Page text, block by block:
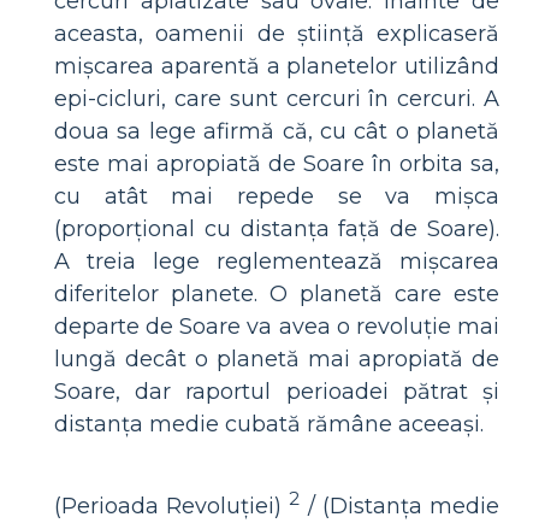
aceasta, oamenii de știință explicaseră
mișcarea aparentă a planetelor utilizând
epi-cicluri, care sunt cercuri în cercuri. A
doua sa lege afirmă că, cu cât o planetă
este mai apropiată de Soare în orbita sa,
cu atât mai repede se va mișca
(proporțional cu distanța față de Soare).
A treia lege reglementează mișcarea
diferitelor planete. O planetă care este
departe de Soare va avea o revoluție mai
lungă decât o planetă mai apropiată de
Soare, dar raportul perioadei pătrat și
distanța medie cubată rămâne aceeași.
(Perioada Revoluției) 2 / (Distanța medie